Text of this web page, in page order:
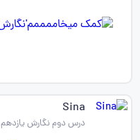
Sina
درس دوم نگارش یازدهم